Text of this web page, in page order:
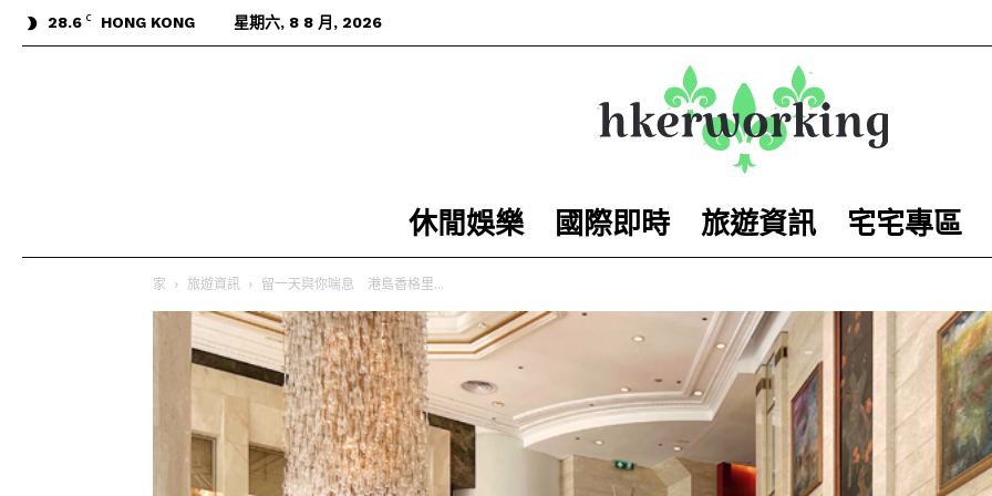
28.6 C HONG KONG 星期六, 8 8 月, 2026
休閒娛樂 國際即時 旅遊資訊 宅宅專區
家 旅遊資訊 留一天與你喘息 港島香格里...